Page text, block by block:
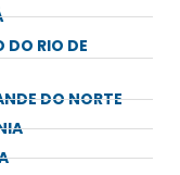
DO RIO DE
DO NORTE